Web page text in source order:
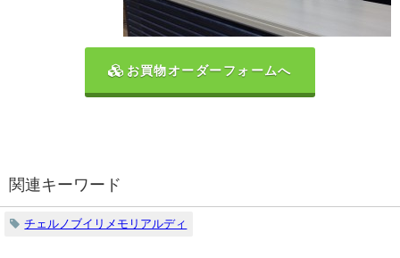
お買物オーダーフォームへ
関連キーワード
チェルノブイリメモリアルディ